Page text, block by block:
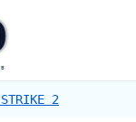
STRIKE 2